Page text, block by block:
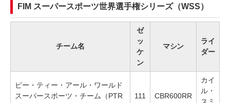
FIM スーパースポーツ世界選手権シリーズ（WSS）
チーム名
ゼ
ッ
ケ
ン
マシン
ライ
ダー
ピー・ティー・アール・ワールド
スーパースポーツ・チーム（PTR
111 CBR600RR
カイ
ル・
スミ